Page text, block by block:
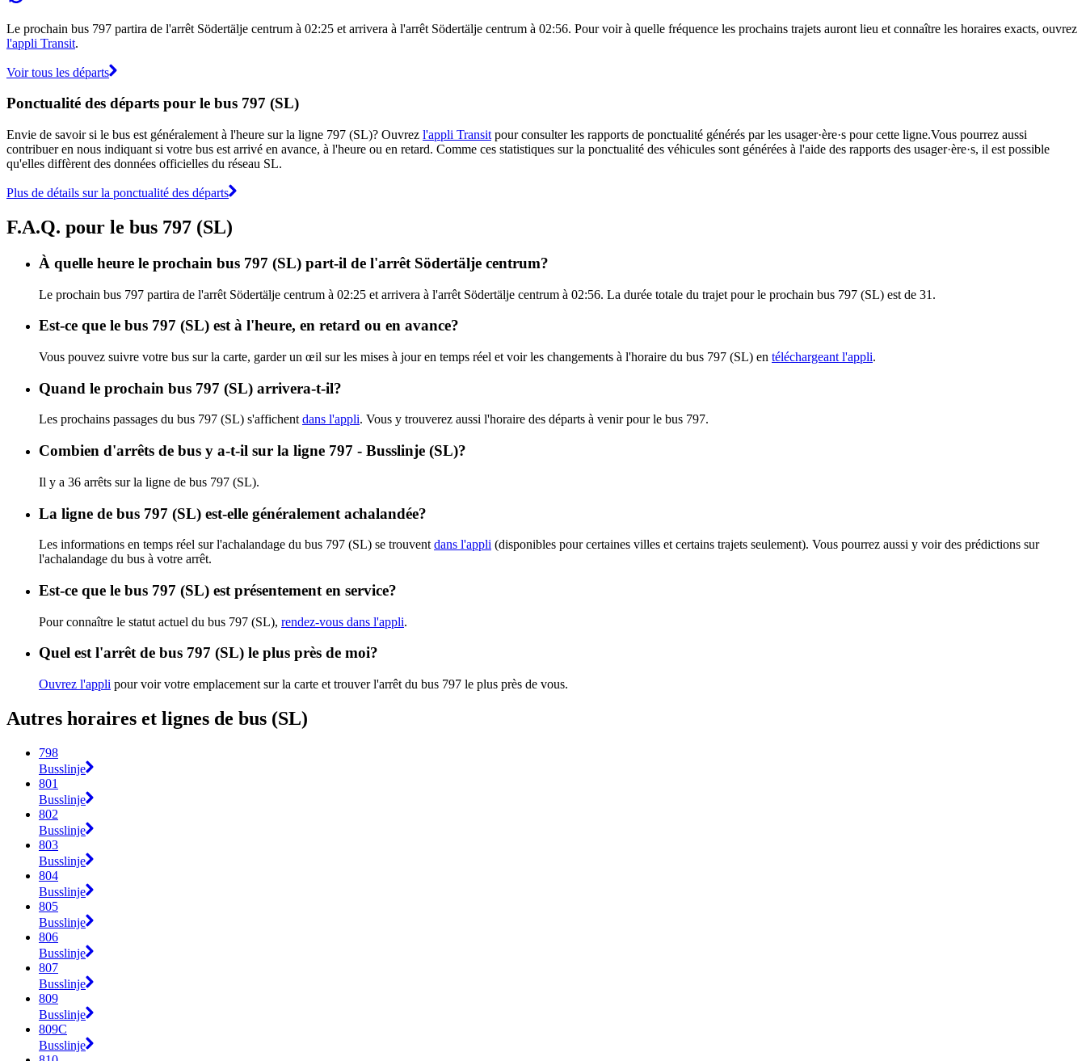
Le prochain bus 797 partira de l'arrêt Södertälje centrum à 02:25 et arrivera à l'arrêt Södertälje centrum à 02:56. Pour voir à quelle fréquence les prochains trajets auront lieu et connaître les horaires exacts, ouvrez
l'appli Transit.
Voir tous les départs
Ponctualité des départs pour le bus 797 (SL)
Envie de savoir si le bus est généralement à l'heure sur la ligne 797 (SL)? Ouvrez l'appli Transit pour consulter les rapports de ponctualité générés par les usager·ère·s pour cette ligne.Vous pourrez aussi
contribuer en nous indiquant si votre bus est arrivé en avance, à l'heure ou en retard. Comme ces statistiques sur la ponctualité des véhicules sont générées à l'aide des rapports des usager·ère·s, il est possible
qu'elles diffèrent des données officielles du réseau SL.
Plus de détails sur la ponctualité des départs
F.A.Q. pour le bus 797 (SL)
À quelle heure le prochain bus 797 (SL) part-il de l'arrêt Södertälje centrum?
Le prochain bus 797 partira de l'arrêt Södertälje centrum à 02:25 et arrivera à l'arrêt Södertälje centrum à 02:56. La durée totale du trajet pour le prochain bus 797 (SL) est de 31.
Est-ce que le bus 797 (SL) est à l'heure, en retard ou en avance?
Vous pouvez suivre votre bus sur la carte, garder un œil sur les mises à jour en temps réel et voir les changements à l'horaire du bus 797 (SL) en téléchargeant l'appli.
Quand le prochain bus 797 (SL) arrivera-t-il?
Les prochains passages du bus 797 (SL) s'affichent dans l'appli. Vous y trouverez aussi l'horaire des départs à venir pour le bus 797.
Combien d'arrêts de bus y a-t-il sur la ligne 797 - Busslinje (SL)?
Il y a 36 arrêts sur la ligne de bus 797 (SL).
La ligne de bus 797 (SL) est-elle généralement achalandée?
Les informations en temps réel sur l'achalandage du bus 797 (SL) se trouvent dans l'appli (disponibles pour certaines villes et certains trajets seulement). Vous pourrez aussi y voir des prédictions sur
l'achalandage du bus à votre arrêt.
Est-ce que le bus 797 (SL) est présentement en service?
Pour connaître le statut actuel du bus 797 (SL), rendez-vous dans l'appli.
Quel est l'arrêt de bus 797 (SL) le plus près de moi?
Ouvrez l'appli pour voir votre emplacement sur la carte et trouver l'arrêt du bus 797 le plus près de vous.
Autres horaires et lignes de bus (SL)
798
Busslinje
801
Busslinje
802
Busslinje
803
Busslinje
804
Busslinje
805
Busslinje
806
Busslinje
807
Busslinje
809
Busslinje
809C
Busslinje